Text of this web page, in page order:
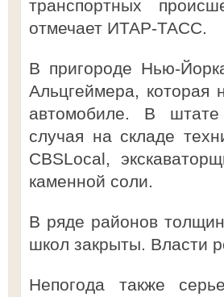
транспортных
отмечает ИТАР-ТАСС.
В пригороде Нью-
Альцгеймера, которая
автомобиле. В штате
случая на складе
CBSLocal,
каменной соли.
В ряде районов
школ закрыты. Власти
Непогода также